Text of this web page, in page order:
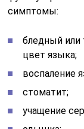
симптомы:
бледный или
цвет языка;
воспаление
стоматит;
учащение